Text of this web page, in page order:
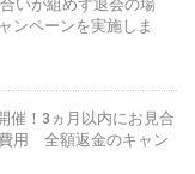
いが組めず退会の場
ンペーンを実施しま
催！3ヵ月以内にお見合
用 全額返金のキャン